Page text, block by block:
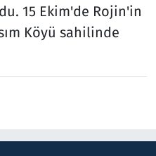
15 Ekim'de Rojin'in
Köyü sahilinde